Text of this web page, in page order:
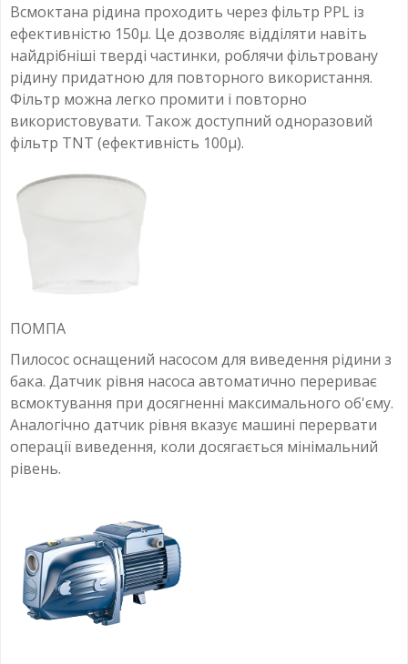
Всмоктана рідина проходить через фільтр PPL із
ефективністю 150µ. Це дозволяє відділяти навіть
найдрібніші тверді частинки, роблячи фільтровану
рідину придатною для повторного використання.
Фільтр можна легко промити і повторно
використовувати. Також доступний одноразовий
фільтр TNT (ефективність 100µ).
ПОМПА
Пилосос оснащений насосом для виведення рідини з
бака. Датчик рівня насоса автоматично перериває
всмоктування при досягненні максимального об'єму.
Аналогічно датчик рівня вказує машині перервати
операції виведення, коли досягається мінімальний
рівень.